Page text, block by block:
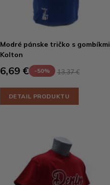
Modré pánske tričko s gombíkmi
Kolton
6,69 € -50% 13,37 €
DETAIL PRODUKTU